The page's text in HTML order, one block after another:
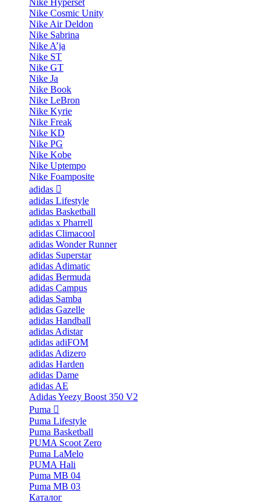
Nike Hyperset
Nike Cosmic Unity
Nike Air Deldon
Nike Sabrina
Nike A’ja
Nike ST
Nike GT
Nike Ja
Nike Book
Nike LeBron
Nike Kyrie
Nike Freak
Nike KD
Nike PG
Nike Kobe
Nike Uptempo
Nike Foamposite
adidas
adidas Lifestyle
adidas Basketball
adidas x Pharrell
adidas Climacool
adidas Wonder Runner
adidas Superstar
adidas Adimatic
adidas Bermuda
adidas Campus
adidas Samba
adidas Gazelle
adidas Handball
adidas Adistar
adidas adiFOM
adidas Adizero
adidas Harden
adidas Dame
adidas AE
Adidas Yeezy Boost 350 V2
Puma
Puma Lifestyle
Puma Basketball
PUMA Scoot Zero
Puma LaMelo
PUMA Hali
Puma MB 04
Puma MB 03
Каталог